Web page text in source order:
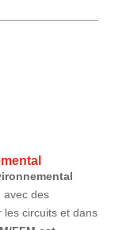
avec des
les circuits et dans